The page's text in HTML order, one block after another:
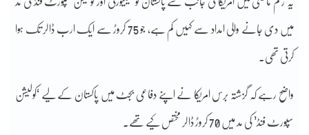
میں دی جانے والی امداد سے کہیں کم ہے، جو 75 کروڑ سے ایک ارب ڈالر تک ہوا
کرتی تھی۔
واضح رہے کہ گزشتہ برس امریکا نے اپنے دفاعی بجٹ میں پاکستان کے لیے ‘کولیشن
سپورٹ فنڈ’ کی مد میں 70 کروڑ ڈالر مختص کیے تھے۔